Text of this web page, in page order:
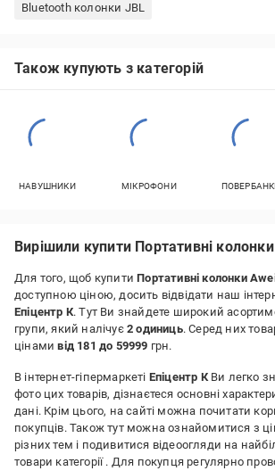
Bluetooth колонки JBL
Також купують з категорій
НАВУШНИКИ МІКРОФОНИ
Вирішили купити Портативні
Для того, щоб купитиПортативні колонки
доступною ціною, досить відвідати наш
Епіцентр К. Тут Ви знайдете широкий
групи, який налічує 2 одиниць. Серед них
цінамивід 181 до 59999 грн.
В інтернет-гіпермаркеті Епіцентр КВи легко
фото цих товарів, дізнаєтеся основні
дані. Крім цього, на сайті можна почитати
покупців. Також тут можна ознайомитися з
різних тем і подивитися відеоогляди на
товари категорії . Для покупця регулярно